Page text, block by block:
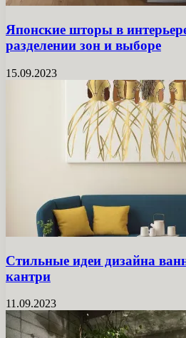
Японские шторы в
разделении зон и выборе
15.09.2023
Стильные идеи дизайна
кантри
11.09.2023